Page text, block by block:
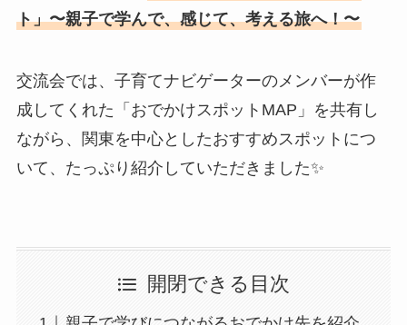
ト」〜親子で学んで、感じて、考える旅へ！〜
交流会では、子育てナビゲーターのメンバーが作
成してくれた「おでかけスポットMAP」を共有し
ながら、関東を中心としたおすすめスポットにつ
いて、たっぷり紹介していただきました✨
開閉できる目次